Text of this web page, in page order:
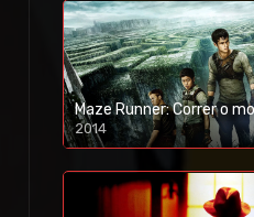
2014
1080p/720p